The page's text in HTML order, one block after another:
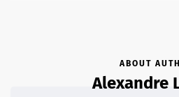
ABOUT
Alexandre